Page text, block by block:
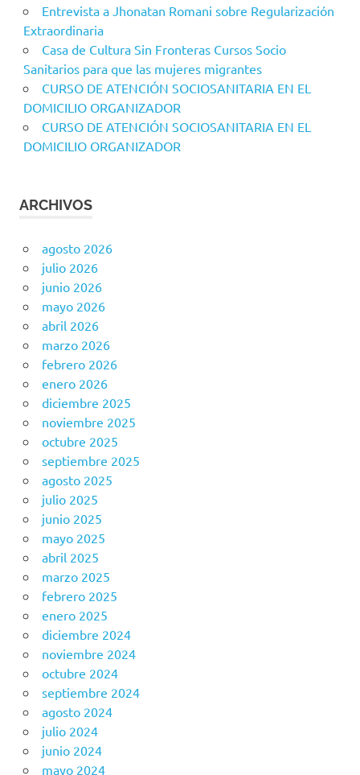
Entrevista a Jhonatan Romani sobre Regularización
Extraordinaria
Casa de Cultura Sin Fronteras Cursos Socio
Sanitarios para que las mujeres migrantes
CURSO DE ATENCIÓN SOCIOSANITARIA EN EL
DOMICILIO ORGANIZADOR
CURSO DE ATENCIÓN SOCIOSANITARIA EN EL
DOMICILIO ORGANIZADOR
ARCHIVOS
agosto 2026
julio 2026
junio 2026
mayo 2026
abril 2026
marzo 2026
febrero 2026
enero 2026
diciembre 2025
noviembre 2025
octubre 2025
septiembre 2025
agosto 2025
julio 2025
junio 2025
mayo 2025
abril 2025
marzo 2025
febrero 2025
enero 2025
diciembre 2024
noviembre 2024
octubre 2024
septiembre 2024
agosto 2024
julio 2024
junio 2024
mayo 2024